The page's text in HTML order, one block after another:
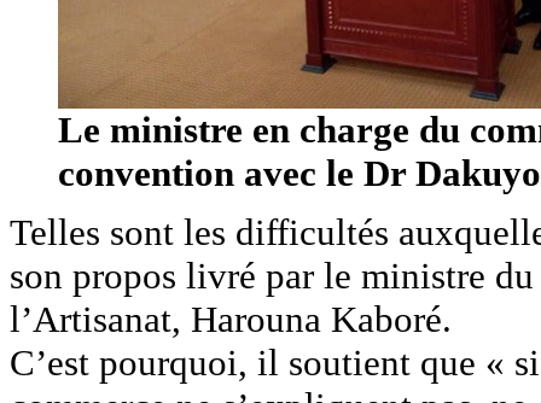
Le ministre en charge du
convention avec le Dr
Telles sont les difficultés
son propos livré par le ministre
l’Artisanat, Harouna Kaboré.
C’est pourquoi, il soutient que «